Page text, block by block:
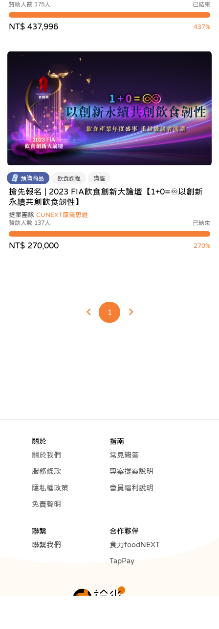
贊助人數 175人 已結束
437%
NT$ 437,996
預購商品 飲食課程 講座
搶先報名 | 2023 FIA飲食創新大論壇【1+0=♾️以創新
永續共創飲食韌性】
提案團隊 CUNEXT厚策思維
贊助人數 137人 已結束
270%
NT$ 270,000
1
關於
關於我們
服務條款
隱私權政策
免責聲明
指南
常見問答
專案提案說明
會員福利說明
聯繫
聯繫我們
合作夥伴
食力foodNEXT
TapPay